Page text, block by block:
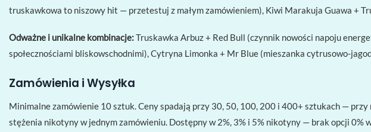
truskawkowa to niszowy hit — przetestuj z małym zamówieniem), Kiwi Marakuja Guawa +
Odważne i unikalne kombinacje:Truskawka Arbuz + Red Bull (czynnik nowości napoju
społecznościami bliskowschodnimi), Cytryna Limonka + Mr Blue (mieszanka cytrusowo-
Zamówienia i Wysyłka
Minimalne zamówienie 10 sztuk. Ceny spadają przy 30, 50, 100, 200 i 400+ sztukach —
stężenia nikotyny w jednym zamówieniu. Dostępny w 2%, 3% i 5% nikotyny — brak opcji 0%